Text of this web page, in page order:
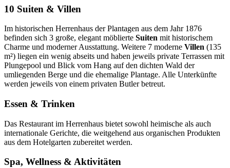
10 Suiten & Villen
Im historischen Herrenhaus der Plantagen aus dem Jahr 1876
befinden sich 3 große, elegant möblierte Suiten mit historischem
Charme und moderner Ausstattung. Weitere 7 moderne Villen (135
m²) liegen ein wenig abseits und haben jeweils private Terrassen mit
Plungepool und Blick vom Hang auf den dichten Wald der
umliegenden Berge und die ehemalige Plantage. Alle Unterkünfte
werden jeweils von einem privaten Butler betreut.
Essen & Trinken
Das Restaurant im Herrenhaus bietet sowohl heimische als auch
internationale Gerichte, die weitgehend aus organischen Produkten
aus dem Hotelgarten zubereitet werden.
Spa, Wellness & Aktivitäten